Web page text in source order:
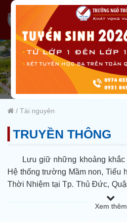
/ Tài nguyên
TRUYỀN THÔNG
Lưu giữ những khoảng
Hệ thống trường Mầm non, Tiểu
Thời Nhiệm tại Tp. Thủ Đức,
Xem thêm